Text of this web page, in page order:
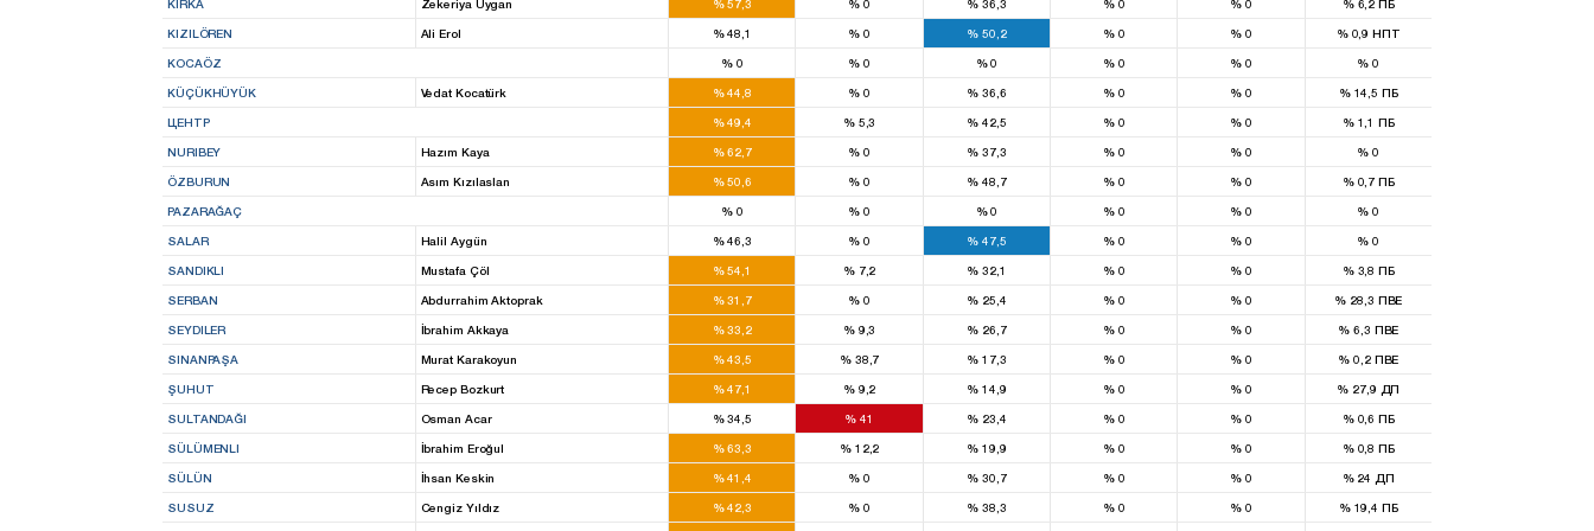
KIRKA Zekeriya Uygan %57,3 % 0 % 36,3 %0 % 0 %6,2 ПБ
KIZILÖREN Ali Erol %48,1 % 0 % 50,2 %0 % 0 %0,9НПТ
KOCAÖZ %0 % 0 %0 %0 % 0 % 0
KÜÇÜKHÜYÜK Vedat Kocatürk %44,8 % 0 % 36,6 %0 % 0 %14,5ПБ
ЦЕНТР %49,4 %5,3 % 42,5 %0 % 0 %1,1ПБ
NURIBEY Hazım Kaya %62,7 % 0 % 37,3 %0 % 0 % 0
ÖZBURUN Asım Kızılaslan %50,6 % 0 % 48,7 %0 % 0 %0,7ПБ
PAZARAĞAÇ %0 % 0 %0 %0 % 0 % 0
SALAR Halil Aygün %46,3 % 0 % 47,5 %0 % 0 % 0
SANDIKLI Mustafa Çöl %54,1 %7,2 % 32,1 %0 % 0 %3,8ПБ
SERBAN Abdurrahim Aktoprak %31,7 % 0 % 25,4 %0 % 0 % 28,3 ПВЕ
SEYDILER İbrahim Akkaya %33,2 %9,3 % 26,7 %0 % 0 % 6,3 ПВЕ
SINANPAŞA Murat Karakoyun %43,5 %38,7 % 17,3 %0 % 0 % 0,2 ПВЕ
ŞUHUT Recep Bozkurt %47,1 %9,2 % 14,9 %0 % 0 % 27,9 ДП
SULTANDAĞI Osman Acar %34,5 % 41 % 23,4 %0 % 0 %0,6ПБ
SÜLÜMENLI İbrahim Eroğul %63,3 %12,2 % 19,9 %0 % 0 %0,8ПБ
SÜLÜN İhsan Keskin %41,4 % 0 % 30,7 %0 % 0 %24 ДП
SUSUZ Cengiz Yıldız %42,3 % 0 % 38,3 %0 % 0 %19,4ПБ